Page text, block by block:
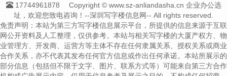
17744961878
Copyright © www.sz-anliandasha.cn 企业办公选
址，欢迎您致电咨询！--深圳写字楼信息网-- All rights reserved.
免责声明：本站为第三方写字楼信息展示平台，所提供的信息来源于互联
网公开资料及人工整理，仅供参考。本站与相关写字楼的大厦产权方、物
业管理方、开发商、运营方等主体不存在任何隶属关系、授权关系或商业
合作关系，亦不代表其发布任何官方信息或作出任何承诺。本站所展示的
部分信息（包括但不限于文字、图片、联系方式等）可能来自第三方合作